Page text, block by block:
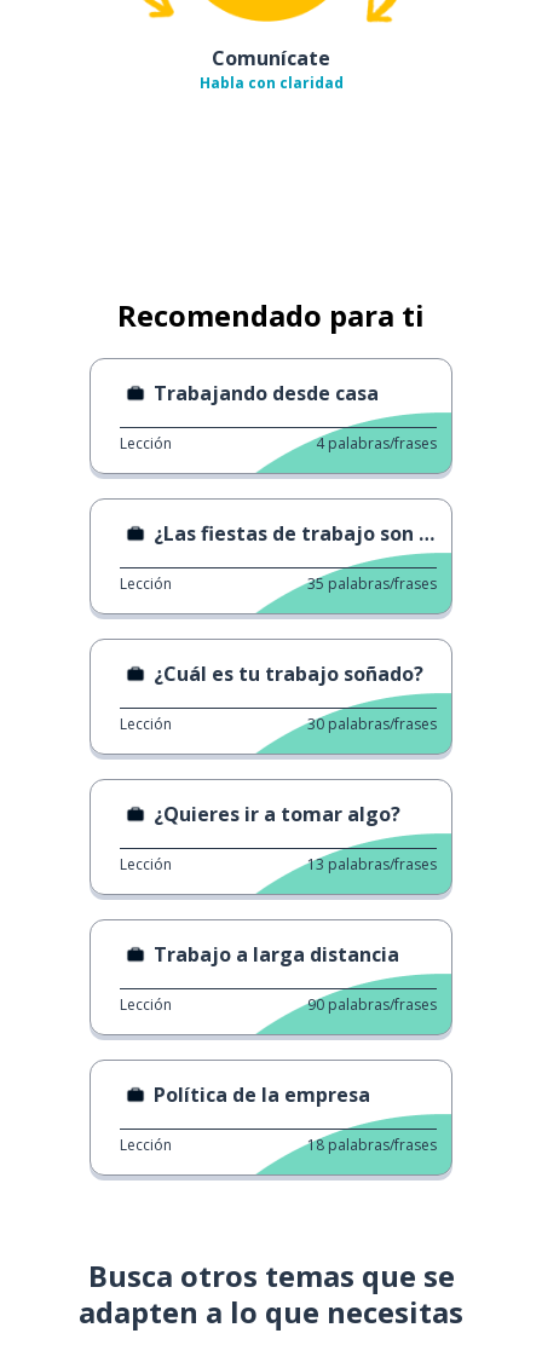
Comunícate
Habla con claridad
Recomendado para ti
Trabajando desde casa
Lección 4 palabras/frases
¿Las fiestas de trabajo son obligatorias?
Lección 35 palabras/frases
¿Cuál es tu trabajo soñado?
Lección 30 palabras/frases
¿Quieres ir a tomar algo?
Lección 13 palabras/frases
Trabajo a larga distancia
Lección 90 palabras/frases
Política de la empresa
Lección 18 palabras/frases
Busca otros temas que se
adapten a lo que necesitas